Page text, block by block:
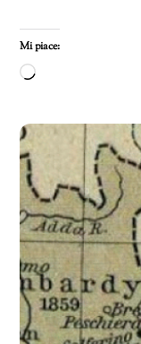
Mi piace:
Caricamento
corso…